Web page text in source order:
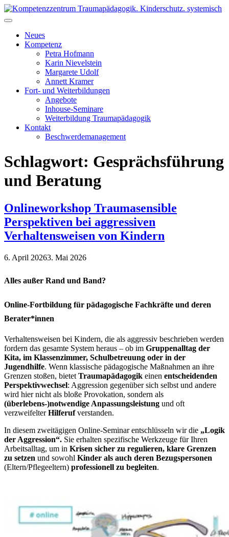
Skip
to
Zertifizierung
Neues
Kompetenz
Petra Hofmann
Karin Nievelstein
Margarete Udolf
Annett Kramer
Fort- und Weiterbildungen
Angebote
Inhouse-Seminare
Weiterbildung Traumapädagogik
Kontakt
Beschwerdemanagement
Schlagwort: Gesprächsführung
und Beratung
Onlineworkshop Traumasensible
Perspektiven bei aggressiven
Verhaltensweisen von Kindern
6. April 20263. Mai 2026
Alles außer Rand und Band?
Online-Fortbildung für pädagogische Fachkräfte und deren
Berater*innen
Verhaltensweisen bei Kindern, die als aggressiv beschrieben werden
fordern das gesamte System heraus – ob im Gruppenalltag der
Kita, im Klassenzimmer, Schulbetreuung oder in der
Jugendhilfe. Wenn klassische pädagogische Maßnahmen an ihre
Grenzen stoßen, bietet Traumapädagogik einen entscheidenden
Perspektivwechsel: Aggression gegenüber sich selbst und andere
wird hier nicht als bloße Provokation, sondern als
(überlebens-)notwendige Anpassungsleistung und oft
verzweifelterHilferufverstanden.
In diesem zweitägigen Online-Seminar entschlüsseln wir die „Logik
der Aggression“. Sie erhalten spezifische Werkzeuge für Ihren
Arbeitsalltag, um in Krisen sicher zu regulieren, klare Grenzen
zu setzen und sowohl Kinder als auch deren Bezugspersonen
(Eltern/Pflegeeltern) professionell zu begleiten.